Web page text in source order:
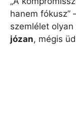
hanem fókusz”
szemlélet olyan
józan, mégis